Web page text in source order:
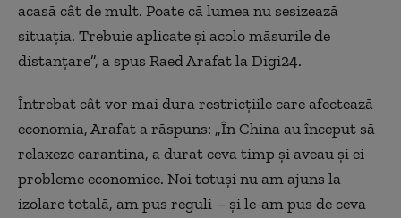
acasă cât de mult. Poate că lumea nu sesizează
situația. Trebuie aplicate și acolo măsurile de
distanțare”, a spus Raed Arafat la Digi24.
Întrebat cât vor mai dura restricțiile care afectează
economia, Arafat a răspuns: „În China au început să
relaxeze carantina, a durat ceva timp și aveau și ei
probleme economice. Noi totuşi nu am ajuns la
izolare totală, am pus reguli – și le-am pus de ceva